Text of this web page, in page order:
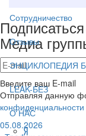
Сотрудничество
Отзывы
ЭНЦИКЛОПЕДИЯ
LEAK-БЕЗ
О НАС
Медиа
Введите ваш E-mail
Отправляя данную
05.08.2026